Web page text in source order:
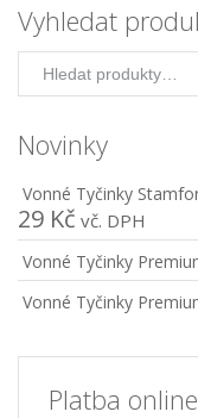
Vyhledat
Novinky
Vonné Tyčinky
29 Kč vč. DPH
Vonné Tyčinky
Vonné Tyčinky
Platba online